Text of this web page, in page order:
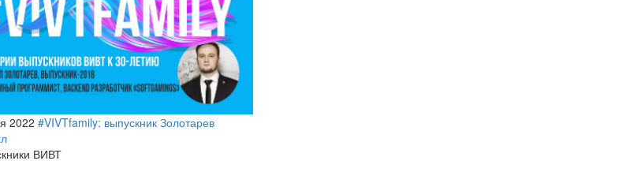
2022 #VIVTfamily: выпускник Золотарев
ВИВТ